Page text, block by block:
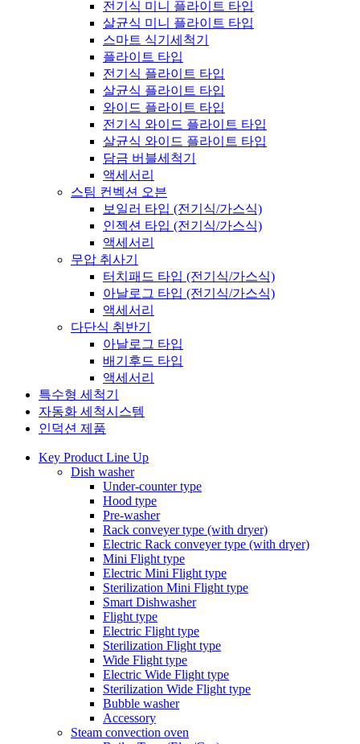
전기식 미니 플라이트 타입
살균식 미니 플라이트 타입
스마트 식기세척기
플라이트 타입
전기식 플라이트 타입
살균식 플라이트 타입
와이드 플라이트 타입
전기식 와이드 플라이트 타입
살균식 와이드 플라이트 타입
담금 버블세척기
액세서리
스팀 컨벡션 오븐
보일러 타입 (전기식/가스식)
인젝션 타입 (전기식/가스식)
액세서리
무압 취사기
터치패드 타입 (전기식/가스식)
아날로그 타입 (전기식/가스식)
액세서리
다단식 취반기
아날로그 타입
배기후드 타입
액세서리
특수형 세척기
자동화 세척시스템
인덕션 제품
Key Product Line Up
Dish washer
Under-counter type
Hood type
Pre-washer
Rack conveyer type (with dryer)
Electric Rack conveyer type (with dryer)
Mini Flight type
Electric Mini Flight type
Sterilization Mini Flight type
Smart Dishwasher
Flight type
Electric Flight type
Sterilization Flight type
Wide Flight type
Electric Wide Flight type
Sterilization Wide Flight type
Bubble washer
Accessory
Steam convection oven